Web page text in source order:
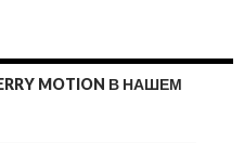
MOTION В НАШЕМ